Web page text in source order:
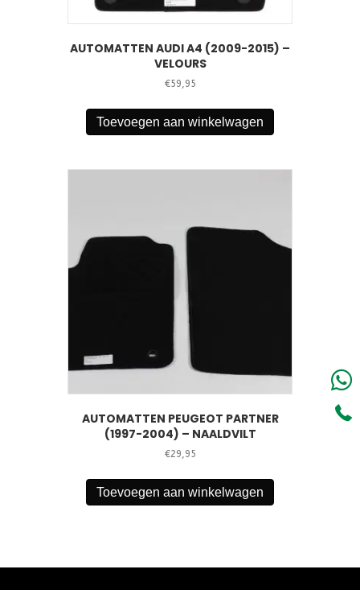
AUTOMATTEN AUDI A4 (2009-2015) –
VELOURS
€59,95
Toevoegen aan winkelwagen
AUTOMATTEN PEUGEOT PARTNER
(1997-2004) – NAALDVILT
€29,95
Toevoegen aan winkelwagen